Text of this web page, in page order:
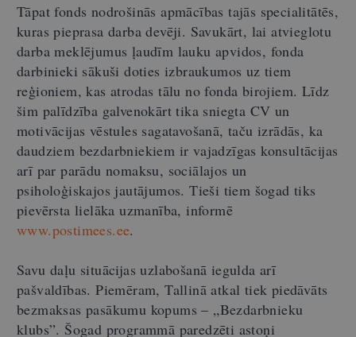
Tāpat fonds nodrošinās apmācības tajās specialitātēs,
kuras pieprasa darba devēji. Savukārt, lai atvieglotu
darba meklējumus ļaudīm lauku apvidos, fonda
darbinieki sākuši doties izbraukumos uz tiem
reģioniem, kas atrodas tālu no fonda birojiem. Līdz
šim palīdzība galvenokārt tika sniegta CV un
motivācijas vēstules sagatavošanā, taču izrādās, ka
daudziem bezdarbniekiem ir vajadzīgas konsultācijas
arī par parādu nomaksu, sociālajos un
psiholoģiskajos jautājumos. Tieši tiem šogad tiks
pievērsta lielāka uzmanība, informē
www.postimees.ee.
Savu daļu situācijas uzlabošanā iegulda arī
pašvaldības. Piemēram, Tallinā atkal tiek piedāvāts
bezmaksas pasākumu kopums – „Bezdarbnieku
klubs”. Šogad programmā paredzēti astoņi